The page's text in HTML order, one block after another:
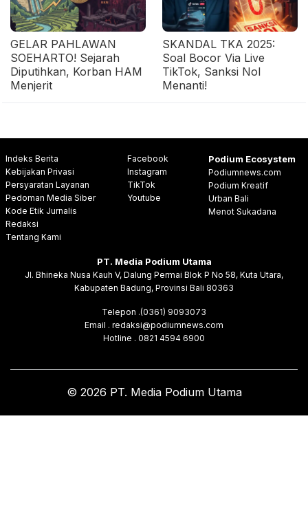
GELAR PAHLAWAN
SOEHARTO! Sejarah
Diputihkan, Korban HAM
Menjerit
SKANDAL TKA 2025:
Soal Bocor Via Live
TikTok, Sanksi Nol
Menanti!
Indeks Berita
Kebijakan Privasi
Persyaratan Layanan
Pedoman Media Siber
Kode Etik Jurnalis
Redaksi
Tentang Kami
Facebook
Instagram
TikTok
Youtube
Podium Ecosystem
Podiumnews.com
Podium Kreatif
Urban Bali
Menot Sukadana
PT. Media Podium Utama
Jl. Bhineka Nusa Kauh V, Dalung Permai Blok P No 58, Kuta Utara,
Kabupaten Badung, Provinsi Bali 80363
Telepon .(0361) 9093073
Email . redaksi@podiumnews.com
Hotline . 0821 4594 6900
© 2026 PT. Media Podium Utama